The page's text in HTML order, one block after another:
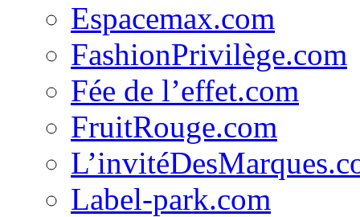
Espacemax.com
FashionPrivilège.com
Fée de l’effet.com
FruitRouge.com
Label-park.com